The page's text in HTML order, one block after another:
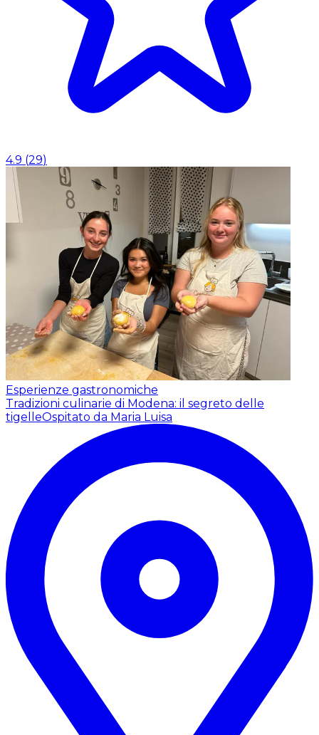
4.9 (29)
Esperienze gastronomiche
Tradizioni culinarie di Modena: il segreto delle
tigelleOspitato da Maria Luisa